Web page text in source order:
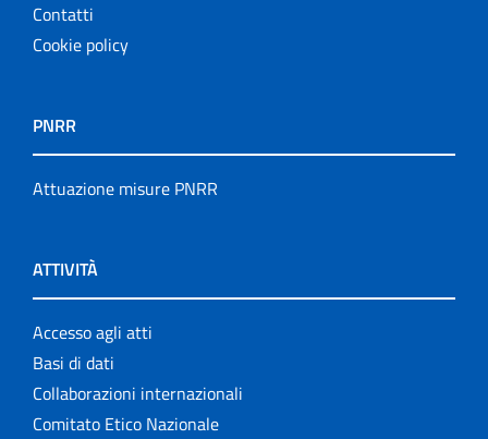
Contatti
Cookie policy
PNRR
Attuazione misure PNRR
ATTIVITÀ
Accesso agli atti
Basi di dati
Collaborazioni internazionali
Comitato Etico Nazionale